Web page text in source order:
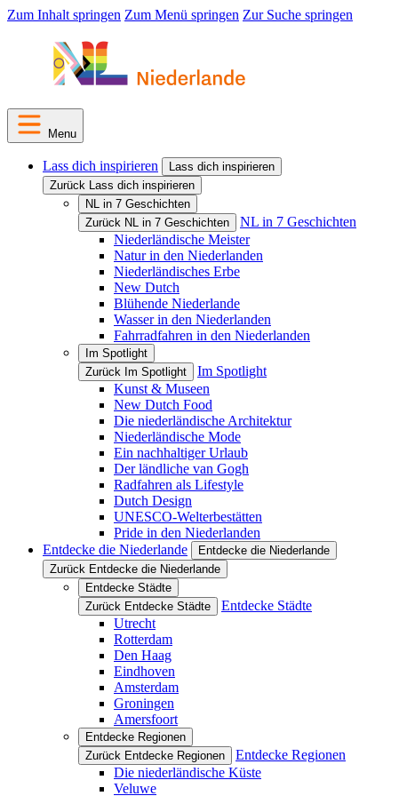
Zum Inhalt springen Zum Menü springen Zur Suche springen
Menu
Lass dich inspirieren
Lass dich inspirieren
Zurück Lass dich inspirieren
NL in 7 Geschichten
Zurück NL in 7 Geschichten
NL in 7 Geschichten
Niederländische Meister
Natur in den Niederlanden
Niederländisches Erbe
New Dutch
Blühende Niederlande
Wasser in den Niederlanden
Fahrradfahren in den Niederlanden
Im Spotlight
Zurück Im Spotlight
Im Spotlight
Kunst & Museen
New Dutch Food
Die niederländische Architektur
Niederländische Mode
Ein nachhaltiger Urlaub
Der ländliche van Gogh
Radfahren als Lifestyle
Dutch Design
UNESCO-Welterbestätten
Pride in den Niederlanden
Entdecke die Niederlande
Entdecke die Niederlande
Zurück Entdecke die Niederlande
Entdecke Städte
Zurück Entdecke Städte
Entdecke Städte
Utrecht
Rotterdam
Den Haag
Eindhoven
Amsterdam
Groningen
Amersfoort
Entdecke Regionen
Zurück Entdecke Regionen
Entdecke Regionen
Die niederländische Küste
Veluwe